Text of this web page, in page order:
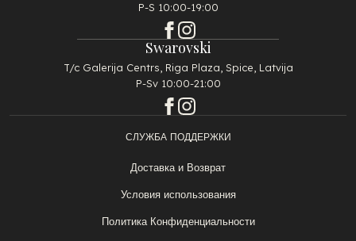
P-S 10:00-19:00
Swarovski
T/c Galerija Centrs, Riga Plaza, Spice, Latvija
P-Sv 10:00-21:00
СЛУЖБА ПОДДЕРЖКИ
Доставка и Возврат
Условия использования
Политика Конфиденциальности